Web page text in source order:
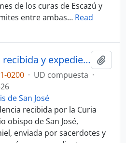
de los curas de Escazú y
entre ambas… Read
Correspondencia recibida y expedientes tramitados en la Curia diocesana (1882-1898)
0200 · UD compuesta ·
de San José
recibida por la Curia
obispo de San José,
enviada por sacerdotes y